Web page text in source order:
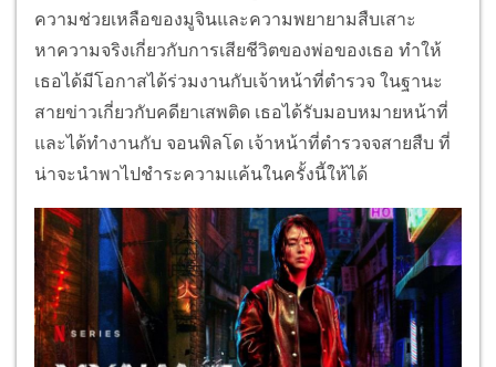
ความช่วยเหลือของมูจินและความพยายามสืบเสาะ
หาความจริงเกี่ยวกับการเสียชีวิตของพ่อของเธอ ทำให้
เธอได้มีโอกาสได้ร่วมงานกับเจ้าหน้าที่ตำรวจ ในฐานะ
สายข่าวเกี่ยวกับคดียาเสพติด เธอได้รับมอบหมายหน้าที่
และได้ทำงานกับ จอนพิลโด เจ้าหน้าที่ตำรวจจสายสืบ ที่
น่าจะนำพาไปชำระความแค้นในครั้งนี้ให้ได้